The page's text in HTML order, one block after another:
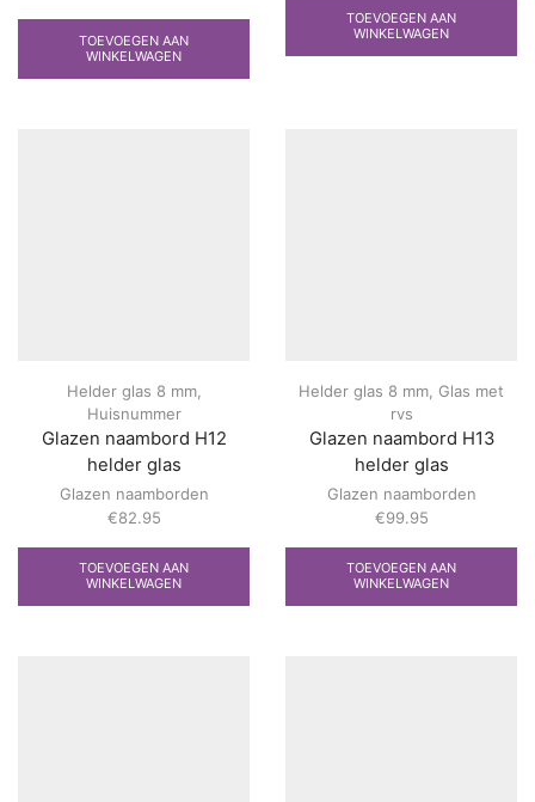
TOEVOEGEN AAN
WINKELWAGEN
TOEVOEGEN AAN
WINKELWAGEN
Helder glas 8 mm,
Huisnummer
Glazen naambord H12
helder glas
Glazen naamborden
€82.95
TOEVOEGEN AAN
WINKELWAGEN
Helder glas 8 mm Glas met
rvs
Glazen naambord H13
helder glas
Glazen naamborden
€99.95
TOEVOEGEN AAN
WINKELWAGEN